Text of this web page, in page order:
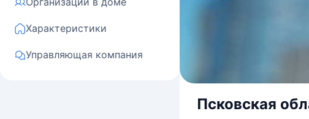
Характеристики
Управляющая компания
Псковская